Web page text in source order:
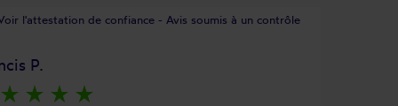
l'attestation de confiance - Avis soumis à un contrôle
P.
star_rate star_rate star_rate star_rate